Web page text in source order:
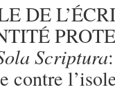
DE
Scriptura:
contre